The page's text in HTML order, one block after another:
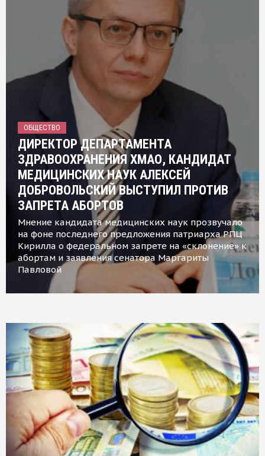
ОБЩЕСТВО
ДИРЕКТОР ДЕПАРТАМЕНТА
ЗДРАВООХРАНЕНИЯ ХМАО, КАНДИДАТ
МЕДИЦИНСКИХ НАУК АЛЕКСЕЙ
ДОБРОВОЛЬСКИЙ ВЫСТУПИЛ ПРОТИВ
ЗАПРЕТА АБОРТОВ
Мнение кандидата медицинских наук прозвучало
на фоне последнего предложения патриарха РПЦ
Кирилла о федеральном запрете на «склонение» к
абортам и заявления сенатора Маргариты
Павловой